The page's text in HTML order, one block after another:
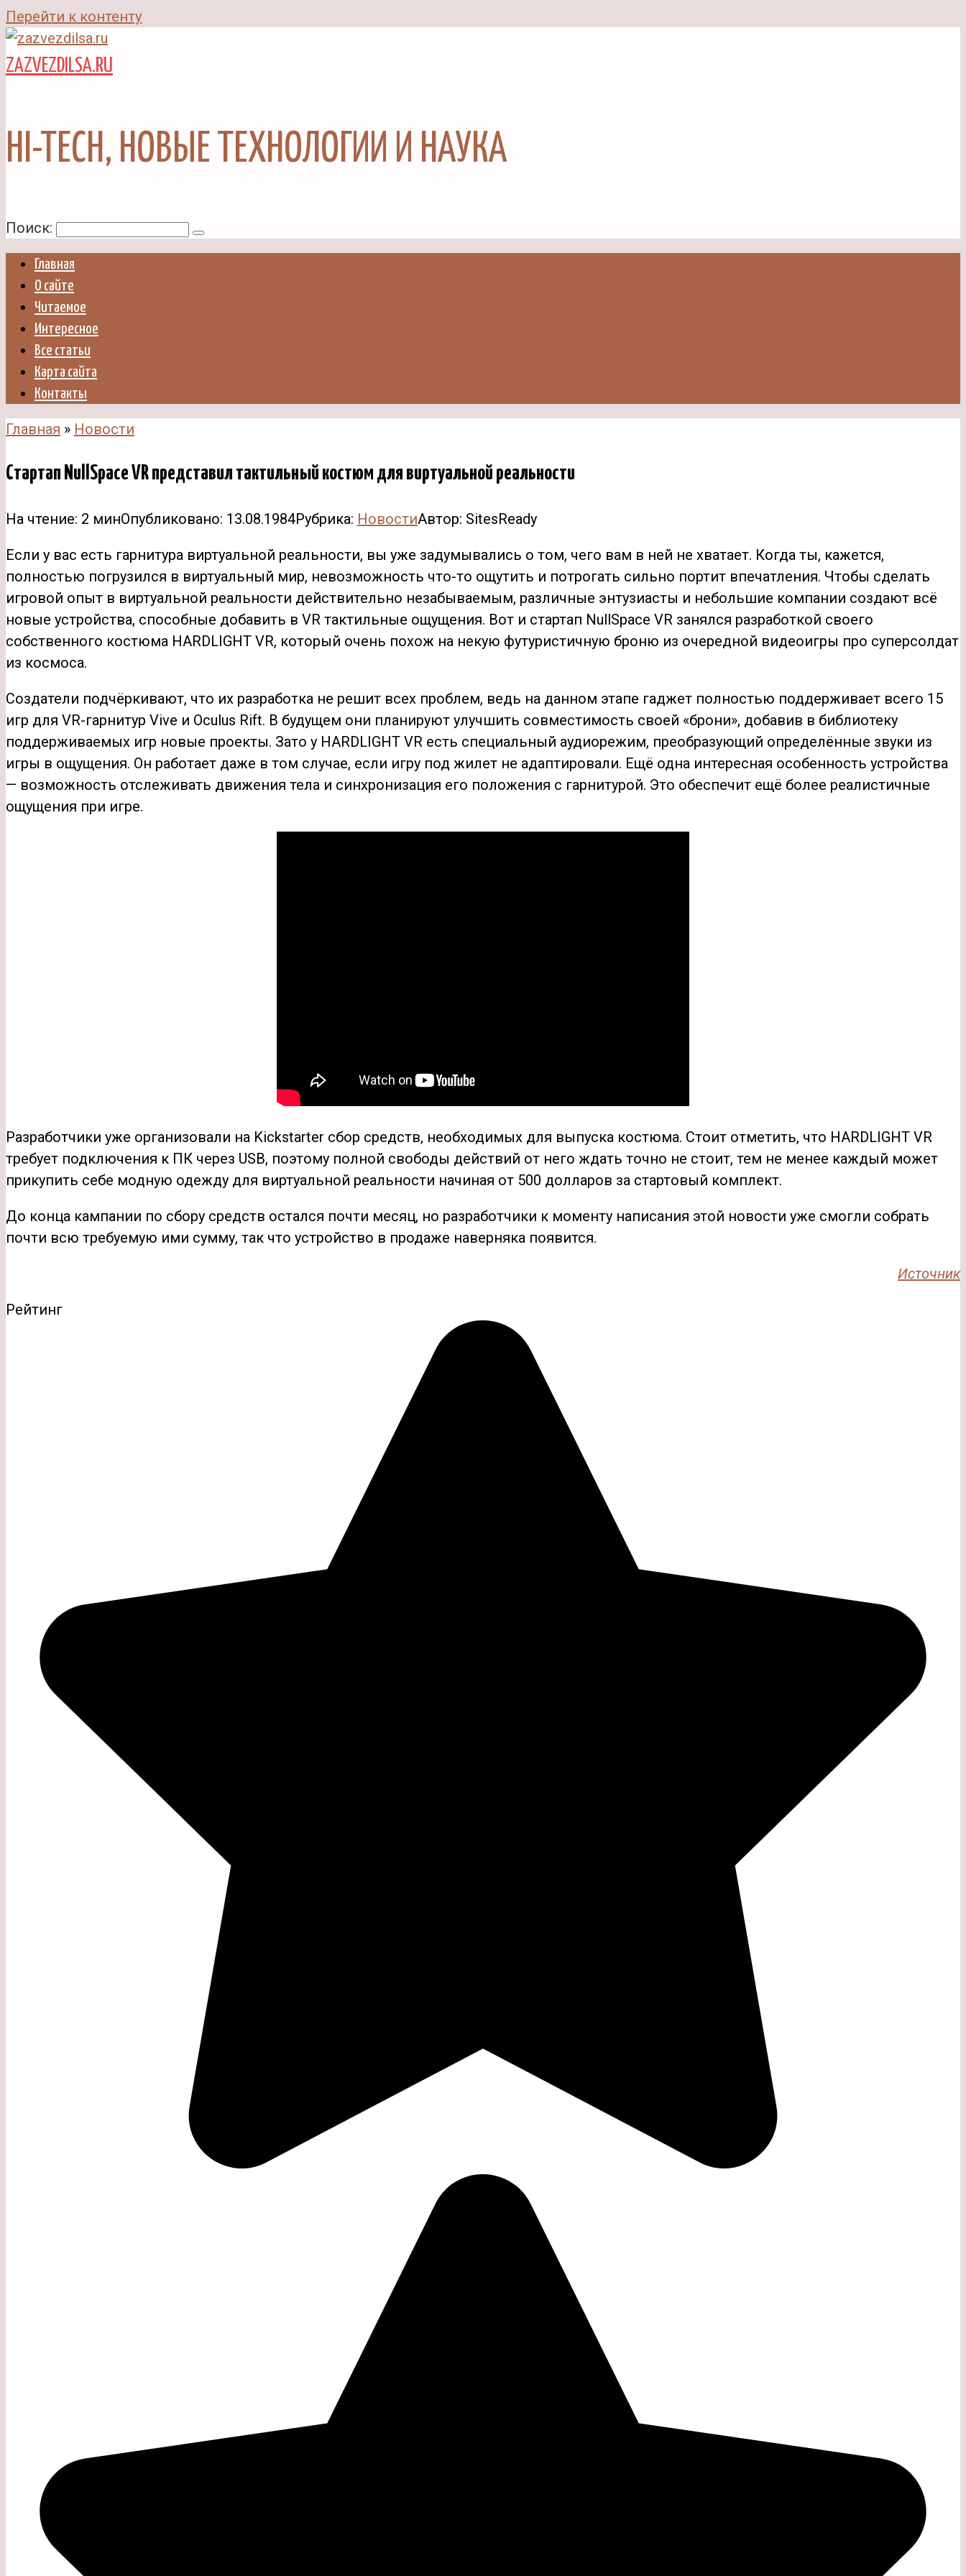
Перейти к контенту
ZAZVEZDILSA.RU
HI-TECH, НОВЫЕ ТЕХНОЛОГИИ И НАУКА
Поиск:
Главная
О сайте
Читаемое
Интересное
Все статьи
Карта сайта
Контакты
Главная » Новости
Стартап NullSpace VR представил тактильный костюм для виртуальной реальности
На чтение: 2 минОпубликовано: 13.08.1984Рубрика: НовостиАвтор: SitesReady
Если у вас есть гарнитура виртуальной реальности, вы уже задумывались о том, чего вам в ней не хватает. Когда ты, кажется,
полностью погрузился в виртуальный мир, невозможность что-то ощутить и потрогать сильно портит впечатления. Чтобы сделать
игровой опыт в виртуальной реальности действительно незабываемым, различные энтузиасты и небольшие компании создают всё
новые устройства, способные добавить в VR тактильные ощущения. Вот и стартап NullSpace VR занялся разработкой своего
собственного костюма HARDLIGHT VR, который очень похож на некую футуристичную броню из очередной видеоигры про суперсолдат
из космоса.
Создатели подчёркивают, что их разработка не решит всех проблем, ведь на данном этапе гаджет полностью поддерживает всего 15
игр для VR-гарнитур Vive и Oculus Rift. В будущем они планируют улучшить совместимость своей «брони», добавив в библиотеку
поддерживаемых игр новые проекты. Зато у HARDLIGHT VR есть специальный аудиорежим, преобразующий определённые звуки из
игры в ощущения. Он работает даже в том случае, если игру под жилет не адаптировали. Ещё одна интересная особенность устройства
— возможность отслеживать движения тела и синхронизация его положения с гарнитурой. Это обеспечит ещё более реалистичные
ощущения при игре.
Разработчики уже организовали на Kickstarter сбор средств, необходимых для выпуска костюма. Стоит отметить, что HARDLIGHT VR
требует подключения к ПК через USB, поэтому полной свободы действий от него ждать точно не стоит, тем не менее каждый может
прикупить себе модную одежду для виртуальной реальности начиная от 500 долларов за стартовый комплект.
До конца кампании по сбору средств остался почти месяц, но разработчики к моменту написания этой новости уже смогли собрать
почти всю требуемую ими сумму, так что устройство в продаже наверняка появится.
Источник
Рейтинг